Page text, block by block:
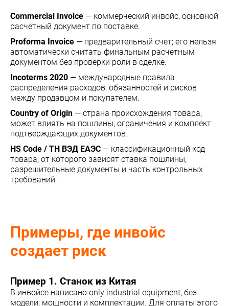
Commercial Invoice — коммерческий инвойс, основной
расчетный документ по поставке.
Proforma Invoice — предварительный счет; его нельзя
автоматически считать финальным расчетным
документом без проверки роли в сделке.
Incoterms 2020 — международные правила
распределения расходов, обязанностей и рисков
между продавцом и покупателем.
Country of Origin — страна происхождения товара;
может влиять на пошлины, ограничения и комплект
подтверждающих документов.
HS Code / ТН ВЭД ЕАЭС — классификационный код
товара, от которого зависят ставка пошлины,
разрешительные документы и часть контрольных
требований.
Примеры, где инвойс
создает риск
Пример 1. Станок из Китая
В инвойсе написано only industrial equipment, без
модели, мощности и комплектации. Для оплаты этого